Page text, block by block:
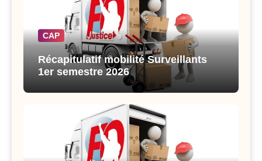
CAP
Récapitulatif mobilité Surveillants
1er semestre 2026